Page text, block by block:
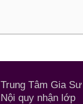
Trung Tâm Gia Sư
Nội quy nhận lớp